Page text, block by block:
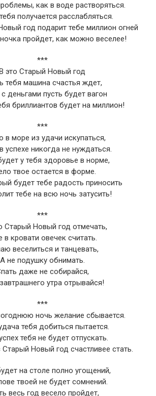
как в воде растворяться.
получается расслабляться.
год подарит тебе миллион огней
пройдет, как можно веселее!
***
это Старый Новый год
тебя машина счастья ждет,
деньгами пусть будет вагон
бриллиантов будет на миллион!
***
море из удачи искупаться,
никогда не нуждаться.
у тебя здоровье в норме,
твое остается в форме.
будет тебе радость приносить
тебе на всю ночь затусить!
***
Новый год отмечать,
в кровати овечек считать.
веселиться и танцевать,
А не подушку обнимать.
даже не собирайся,
утра отрывайся!
***
ночь желание сбывается.
тебя добиться пытается.
тебя не будет отпускать.
Новый год счастливее стать.
на столе полно угощений,
твоей не будет сомнений.
весь год весело пройдет,